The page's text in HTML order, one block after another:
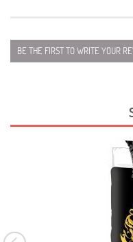
BE THE FIRST TO WRITE YOUR